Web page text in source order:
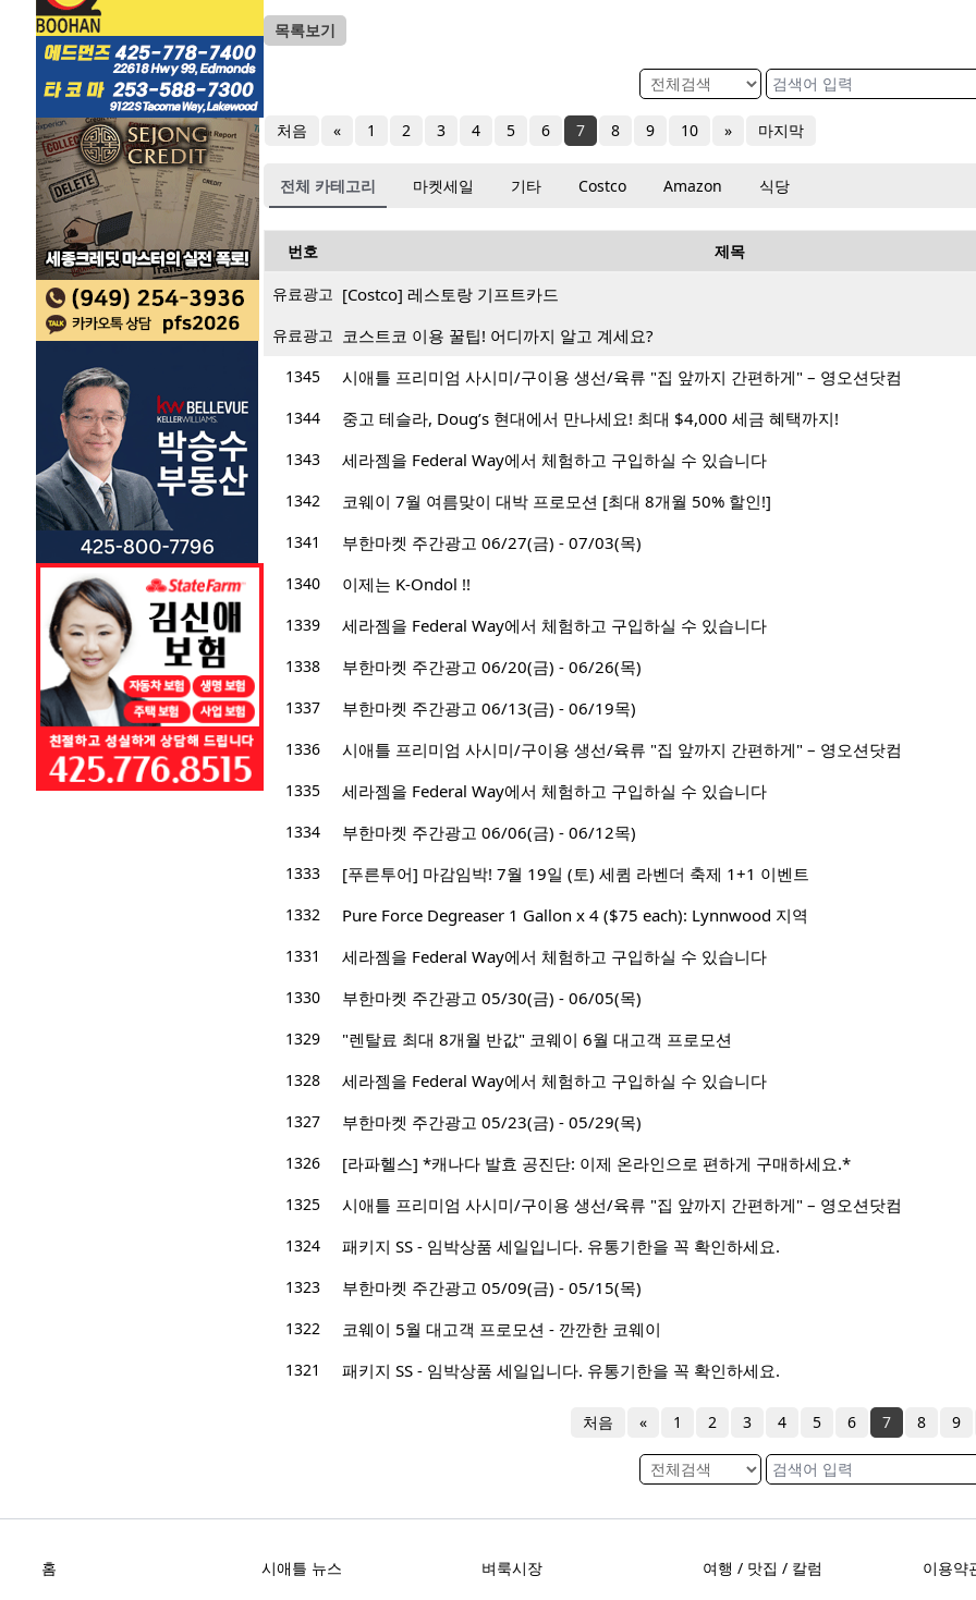
목록보기
처음 « 1 2 3 4 5 6 7 8 9 10 » 마지막
전체 카테고리 마켓세일 기타 Costco Amazon 식당
번호 제목
유료광고 [Costco] 레스토랑 기프트카드
유료광고 코스트코 이용 꿀팁! 어디까지 알고 계세요?
1345 시애틀 프리미엄 사시미/구이용 생선/육류 "집 앞까지 간편하게" – 영오션닷컴
1344 중고 테슬라, Doug’s 현대에서 만나세요! 최대 $4,000 세금 혜택까지!
1343 세라젬을 Federal Way에서 체험하고 구입하실 수 있습니다
1342 코웨이 7월 여름맞이 대박 프로모션 [최대 8개월 50% 할인!]
1341 부한마켓 주간광고 06/27(금) - 07/03(목)
1340 이제는 K-Ondol !!
1339 세라젬을 Federal Way에서 체험하고 구입하실 수 있습니다
1338 부한마켓 주간광고 06/20(금) - 06/26(목)
1337 부한마켓 주간광고 06/13(금) - 06/19목)
1336 시애틀 프리미엄 사시미/구이용 생선/육류 "집 앞까지 간편하게" – 영오션닷컴
1335 세라젬을 Federal Way에서 체험하고 구입하실 수 있습니다
1334 부한마켓 주간광고 06/06(금) - 06/12목)
1333 [푸른투어] 마감임박! 7월 19일 (토) 세큄 라벤더 축제 1+1 이벤트
1332 Pure Force Degreaser 1 Gallon x 4 ($75 each): Lynnwood 지역
1331 세라젬을 Federal Way에서 체험하고 구입하실 수 있습니다
1330 부한마켓 주간광고 05/30(금) - 06/05(목)
1329 "렌탈료 최대 8개월 반값" 코웨이 6월 대고객 프로모션
1328 세라젬을 Federal Way에서 체험하고 구입하실 수 있습니다
1327 부한마켓 주간광고 05/23(금) - 05/29(목)
1326 [라파헬스] *캐나다 발효 공진단: 이제 온라인으로 편하게 구매하세요.*
1325 시애틀 프리미엄 사시미/구이용 생선/육류 "집 앞까지 간편하게" – 영오션닷컴
1324 패키지 SS - 임박상품 세일입니다. 유통기한을 꼭 확인하세요.
1323 부한마켓 주간광고 05/09(금) - 05/15(목)
1322 코웨이 5월 대고객 프로모션 - 깐깐한 코웨이
1321 패키지 SS - 임박상품 세일입니다. 유통기한을 꼭 확인하세요.
처음 « 1 2 3 4 5 6 7 8 9
홈 시애틀 뉴스 벼룩시장 여행 / 맛집 / 칼럼 이용약